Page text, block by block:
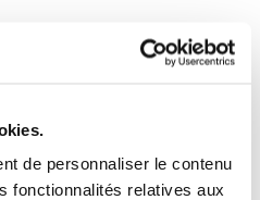
de personnaliser le contenu
fonctionnalités relatives aux
VOUS